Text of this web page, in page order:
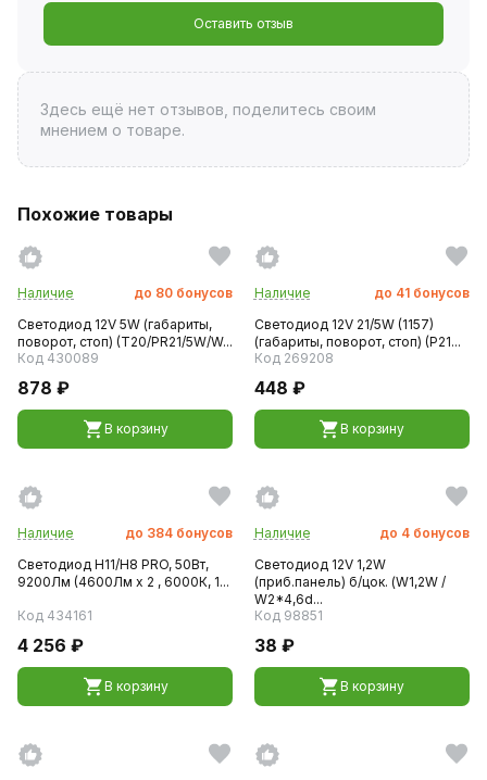
Оставить отзыв
Здесь ещё нет отзывов, поделитесь своим
мнением о товаре.
Похожие товары
Наличие до 80 бонусов
Светодиод 12V 5W (габариты,
поворот, стоп) (T20/PR21/5W/W...
Код 430089
878 ₽
В корзину
Наличие до 41 бонусов
Светодиод 12V 21/5W (1157)
(габариты, поворот, стоп) (P21...
Код 269208
448 ₽
В корзину
Наличие до 384 бонусов
Светодиод H11/H8 PRO, 50Вт,
9200Лм (4600Лм x 2 , 6000К, 1...
Код 434161
4 256 ₽
В корзину
Наличие до 4 бонусов
Светодиод 12V 1,2W
(приб.панель) б/цок. (W1,2W /
W2*4,6d...
Код 98851
38 ₽
В корзину